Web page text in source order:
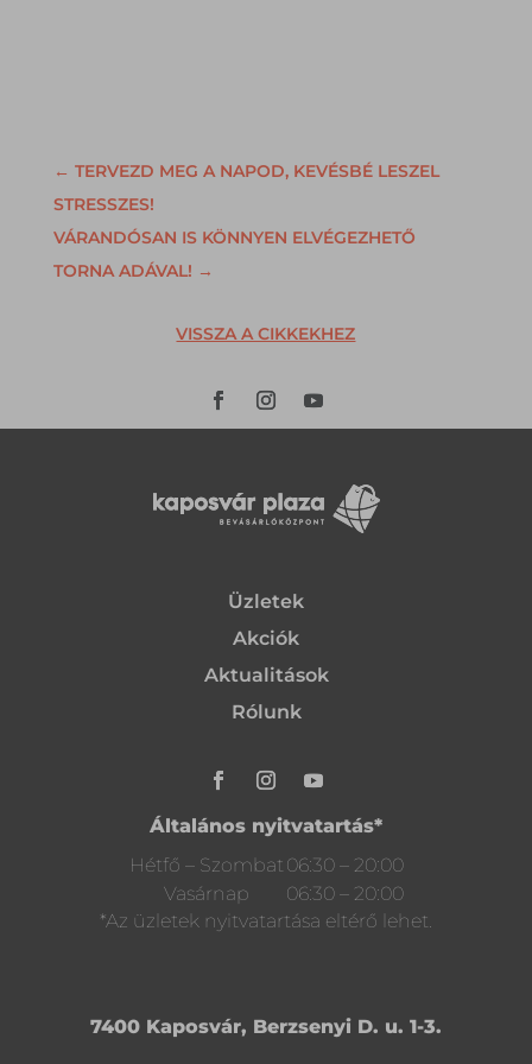
← TERVEZD MEG A NAPOD, KEVÉSBÉ LESZEL
STRESSZES!
VÁRANDÓSAN IS KÖNNYEN ELVÉGEZHETŐ
TORNA ADÁVAL! →
VISSZA A CIKKEKHEZ
Üzletek
Akciók
Aktualitások
Rólunk
Általános nyitvatartás*
Hétfő – Szombat 06:30 – 20:00
Vasárnap
06:30 – 20:00
*Az üzletek nyitvatartása eltérő lehet.
7400 Kaposvár, Berzsenyi D. u. 1-3.